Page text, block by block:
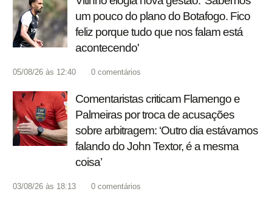
um pouco do plano do Botafogo. Fico
feliz porque tudo que nos falam está
acontecendo'
05/08/26 às 12:40 0 comentários
Comentaristas criticam Flamengo e
Palmeiras por troca de acusações
sobre arbitragem: ‘Outro dia estávamos
falando do John Textor, é a mesma
coisa’
03/08/26 às 18:13 0 comentários